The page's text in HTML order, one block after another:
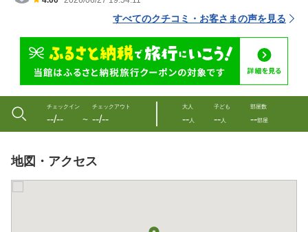
すべてのクチコミ・お客さまの声を見る
チェックイン
--/-- 〜
チェックアウト
--/--
大人
--人
子ども
--人
部屋数
--部屋
地図・アクセス